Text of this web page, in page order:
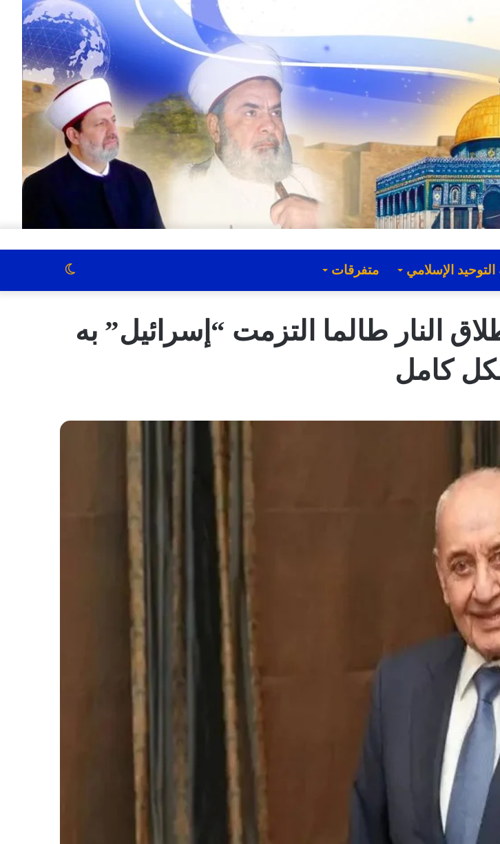
الإسلامي متفرقات الوضع
النار طالما التزمت “إسرائيل” به
كامل